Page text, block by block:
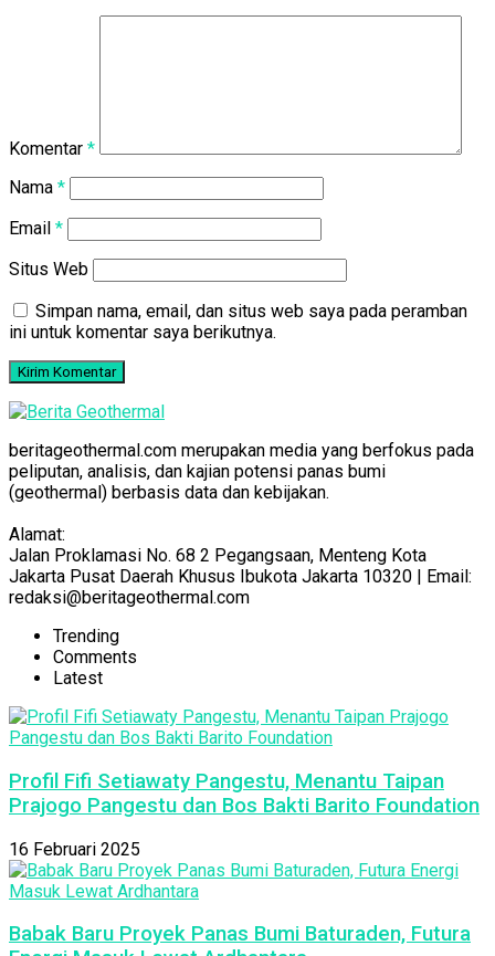
Komentar *
Nama *
Email *
Situs Web
Simpan nama, email, dan situs web saya pada peramban
ini untuk komentar saya berikutnya.
beritageothermal.com merupakan media yang berfokus pada
peliputan, analisis, dan kajian potensi panas bumi
(geothermal) berbasis data dan kebijakan.
Alamat:
Jalan Proklamasi No. 68 2 Pegangsaan, Menteng Kota
Jakarta Pusat Daerah Khusus Ibukota Jakarta 10320 | Email:
redaksi@beritageothermal.com
Trending
Comments
Latest
Profil Fifi Setiawaty Pangestu, Menantu Taipan
Prajogo Pangestu dan Bos Bakti Barito Foundation
16 Februari 2025
Babak Baru Proyek Panas Bumi Baturaden, Futura